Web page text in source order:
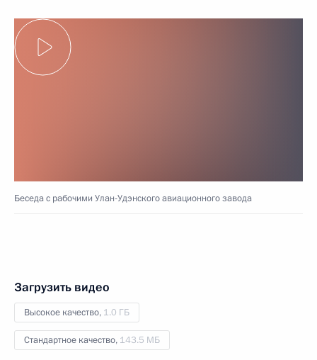
Беседа с рабочими Улан-Удэнского авиационного завода
Загрузить видео
Высокое качество, 1.0 ГБ
Стандартное качество, 143.5 МБ